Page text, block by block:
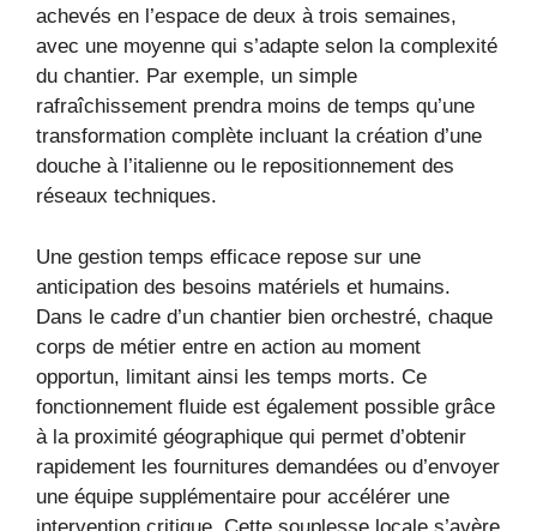
achevés en l’espace de deux à trois semaines,
avec une moyenne qui s’adapte selon la complexité
du chantier. Par exemple, un simple
rafraîchissement prendra moins de temps qu’une
transformation complète incluant la création d’une
douche à l’italienne ou le repositionnement des
réseaux techniques.
Une gestion temps efficace repose sur une
anticipation des besoins matériels et humains.
Dans le cadre d’un chantier bien orchestré, chaque
corps de métier entre en action au moment
opportun, limitant ainsi les temps morts. Ce
fonctionnement fluide est également possible grâce
à la proximité géographique qui permet d’obtenir
rapidement les fournitures demandées ou d’envoyer
une équipe supplémentaire pour accélérer une
intervention critique. Cette souplesse locale s’avère